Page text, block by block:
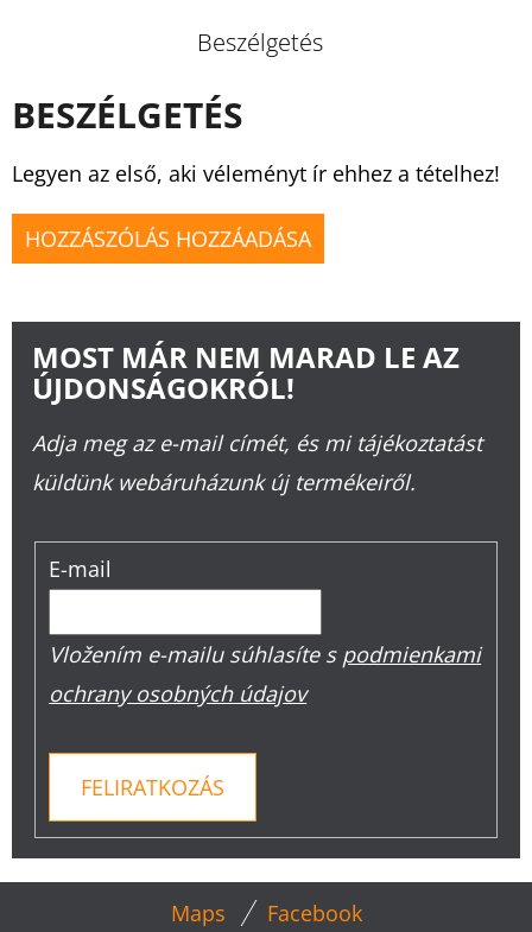
Beszélgetés
BESZÉLGETÉS
Legyen az első, aki véleményt ír ehhez a tételhez!
HOZZÁSZÓLÁS HOZZÁADÁSA
MOST MÁR NEM MARAD LE AZ
ÚJDONSÁGOKRÓL!
Adja meg az e-mail címét, és mi tájékoztatást
küldünk webáruházunk új termékeiről.
E-mail
Vložením e-mailu súhlasíte s podmienkami
ochrany osobných údajov
FELIRATKOZÁS
Maps Facebook